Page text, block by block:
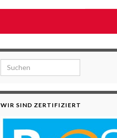
Search for:
WIR SIND ZERTIFIZIERT